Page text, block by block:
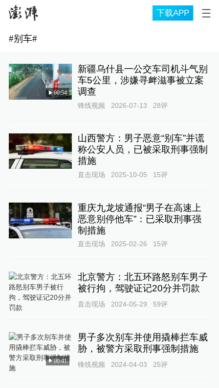
下载APP
#别车#
00:54
新疆乌什县一公交车司机斗气别
车5公里，涉嫌寻衅滋事被立案
调查
锋线视频 2026-07-13 28评
山西警方：男子恶意“别车”并谎
称公安人员，已被采取刑事强制
措施
直击现场 2025-10-05 15评
重庆九龙坡通报“男子在高速上
恶意别停他车”：已采取刑事强
制措施
直击现场 2025-02-26 15评
北京警方：北五环路怒别车男子
被行拘，驾驶证记20分并罚款
直击现场 2024-05-29 59评
00:41
男子多次别车并使用撬棒拦车威
胁，被警方采取刑事强制措施
锋线视频 2024-04-03 25评